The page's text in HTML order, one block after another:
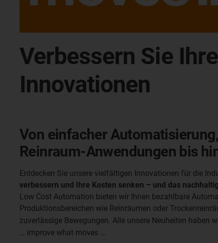
Verbessern Sie
Innovationen
Von einfacher
Reinraum-Anwendungen bis
Entdecken Sie unsere vielfältigen Innovationen für die
verbessern und Ihre Kosten senken – und das nachhaltig
Low Cost Automation bieten wir Ihnen bezahlbare
Produktionsbereichen wie Reinräumen oder
zuverlässige Bewegungen. Alle unsere Neuheiten haben
… improve what moves …